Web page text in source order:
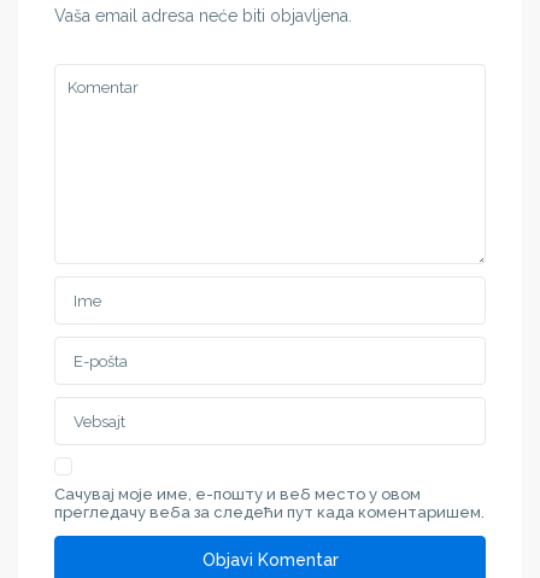
Vaša email adresa neće biti objavljena.
Сачувај моје име, е-пошту и веб место у овом
прегледачу веба за следећи пут када коментаришем.